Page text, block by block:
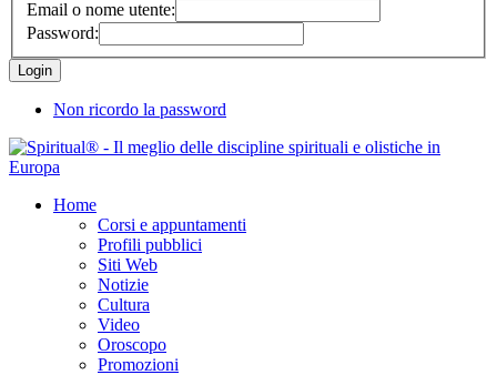
Email o nome utente:
Password:
Non ricordo la password
Home
Corsi e appuntamenti
Profili pubblici
Siti Web
Notizie
Cultura
Video
Oroscopo
Promozioni